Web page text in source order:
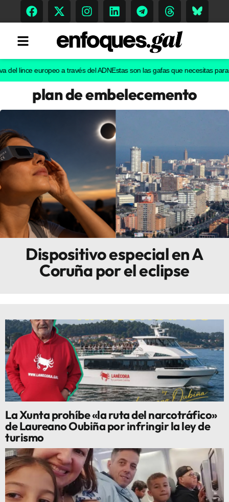
Tendencias
Gastronomía
Escenarios
Sostenibilidad
Innova
europeo a través del ADNEstas son las gafas que necesitas para ver
plan de embelecemento
Dispositivo especial en A
Coruña por el eclipse
La Xunta prohíbe «la ruta del narcotráfico»
de Laureano Oubiña por infringir la ley de
turismo